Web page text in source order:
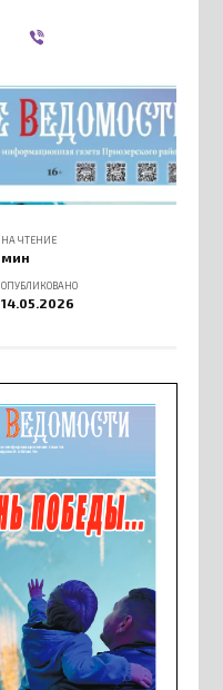
НА ЧТЕНИЕ
мин
ОПУБЛИКОВАНО
14.05.2026